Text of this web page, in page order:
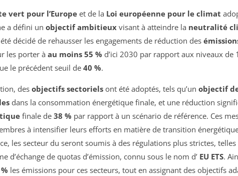
vert pour l’Europe et de la Loi européenne pour le climat
a défini un objectif ambitieux visant à atteindre la neutralité
décidé de rehausser les engagements de réduction des
les porter à au moins 55 % d’ici 2030 par rapport aux niveaux de
le précédent seuil de 40 %.
des objectifs sectoriels ont été adoptés, tels qu’un objectif
dans la consommation énergétique finale, et une réduction
finale de 38 % par rapport à un scénario de référence. Ces
à intensifier leurs efforts en matière de transition
les secteur du seront soumis à des régulations plus strictes, telles
d’échange de quotas d’émission, connu sous le nom d’ EU ETS.
les émissions pour ces secteurs, tout en assignant des objectifs